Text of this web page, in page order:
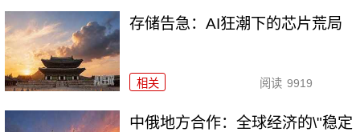
存储告急：AI狂潮下的芯片荒局
相关 阅读 9919
中俄地方合作：全球经济的\"稳定